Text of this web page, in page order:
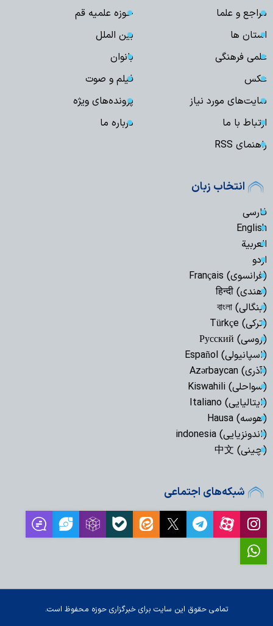
مراجع و علما
حوزه علمیه قم
استان ها
بین الملل
علمی فرهنگی
بانوان
عکس
فیلم و صوت
سایت‌های مورد نیاز
پرونده‌های ویژه
ارتباط با ما
درباره ما
راهنمای RSS
انتخاب زبان
فارسی
English
العربیة
اردو
(فرانسوی) Français
(هندی) हिन्दी
(بنگالی) বাংলা
(ترکی) Türkçe
(روسی) Русский
(اسپانیولی) Español
(آذری) Azərbaycan
(سواحلی) Kiswahili
(ایتالیایی) Italiano
(هوسه) Hausa
(اندونزیایی) indonesia
(چینی) 中文
شبکه‌های اجتماعی
تمامی حقوق این سایت برای خبرگزاری حوزه محفوظ است.